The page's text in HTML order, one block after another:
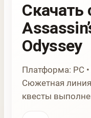
Скачать
Odyssey
Платформа: PC
Сюжетная
квесты